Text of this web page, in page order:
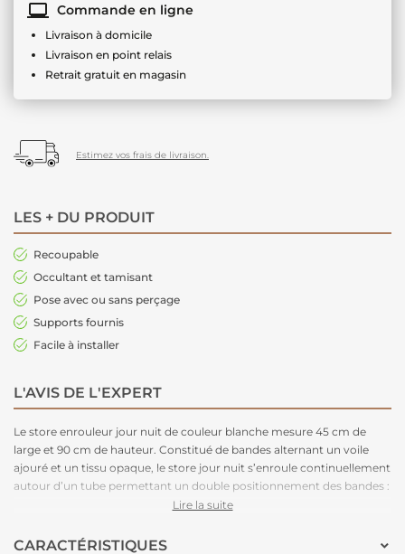
Commande en ligne
Livraison à domicile
Livraison en point relais
Retrait gratuit en magasin
Estimez vos frais de livraison.
LES + DU PRODUIT
Recoupable
Occultant et tamisant
Pose avec ou sans perçage
Supports fournis
Facile à installer
L'AVIS DE L'EXPERT
Le store enrouleur jour nuit de couleur blanche mesure 45 cm de
large et 90 cm de hauteur. Constitué de bandes alternant un voile
ajouré et un tissu opaque, le store jour nuit s’enroule continuellement
autour d’un tube permettant un double positionnement des bandes :
Superposition du voile sur voile = grande luminosité et transparence.
luminosité.
Lire la suite
CARACTÉRISTIQUES